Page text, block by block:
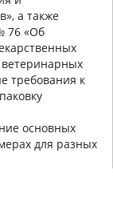
а также
76 «Об
требования к
основных
для разных